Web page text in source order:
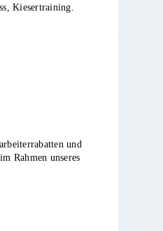
Kiesertraining.​
und
Rahmen unseres